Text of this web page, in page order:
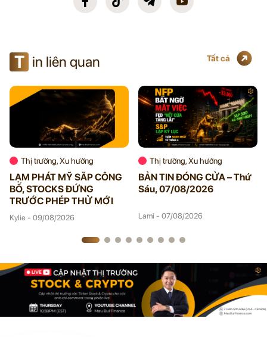
T in liên quan Tất cả
Thị trường, Xu hướng
LẠM PHÁT MỸ SẮP CÔNG
BỐ, STOCKS ĐỨNG
TRƯỚC PHÉP THỬ MỚI
Kylie - 09/08/2026
Thị trường, Xu hướng
BẢN TIN ĐÓNG CỬA – Thứ
Sáu, 07/08/2026
Lami - 07/08/2026